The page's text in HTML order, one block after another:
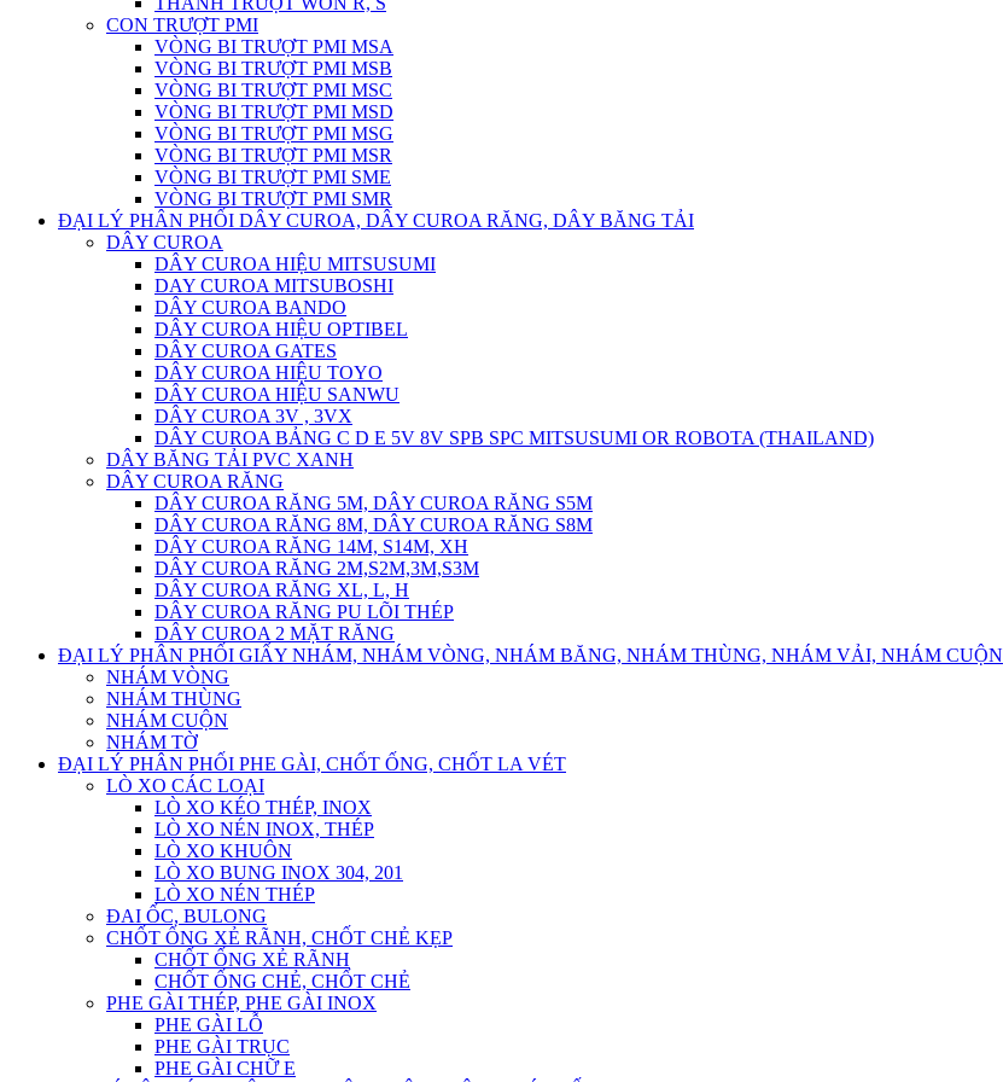
CON TRƯỢT PMI
VÒNG BI TRƯỢT PMI MSA
VÒNG BI TRƯỢT PMI MSB
VÒNG BI TRƯỢT PMI MSC
VÒNG BI TRƯỢT PMI MSD
VÒNG BI TRƯỢT PMI MSG
VÒNG BI TRƯỢT PMI MSR
VÒNG BI TRƯỢT PMI SME
VÒNG BI TRƯỢT PMI SMR
ĐẠI LÝ PHÂN PHỐI DÂY CUROA, DÂY CUROA RĂNG, DÂY BĂNG TẢI
DÂY CUROA
DÂY CUROA HIỆU MITSUSUMI
DAY CUROA MITSUBOSHI
DÂY CUROA BANDO
DÂY CUROA HIỆU OPTIBEL
DÂY CUROA GATES
DÂY CUROA HIỆU TOYO
DÂY CUROA HIỆU SANWU
DÂY CUROA 3V , 3VX
DÂY CUROA BẢNG C D E 5V 8V SPB SPC MITSUSUMI OR ROBOTA (THAILAND)
DÂY BĂNG TẢI PVC XANH
DÂY CUROA RĂNG
DÂY CUROA RĂNG 5M, DÂY CUROA RĂNG S5M
DÂY CUROA RĂNG 8M, DÂY CUROA RĂNG S8M
DÂY CUROA RĂNG 14M, S14M, XH
DÂY CUROA RĂNG 2M,S2M,3M,S3M
DÂY CUROA RĂNG XL, L, H
DÂY CUROA RĂNG PU LÕI THÉP
DÂY CUROA 2 MẶT RĂNG
ĐẠI LÝ PHÂN PHỐI GIẤY NHÁM, NHÁM VÒNG, NHÁM BĂNG, NHÁM THÙNG, NHÁM VẢI, NHÁM CUỘN
NHÁM VÒNG
NHÁM THÙNG
NHÁM CUỘN
NHÁM TỜ
ĐẠI LÝ PHÂN PHỐI PHE GÀI, CHỐT ỐNG, CHỐT LA VÉT
LÒ XO CÁC LOẠI
LÒ XO KÉO THÉP, INOX
LÒ XO NÉN INOX, THÉP
LÒ XO KHUÔN
LÒ XO BUNG INOX 304, 201
LÒ XO NÉN THÉP
ĐAI ỐC, BULONG
CHỐT ỐNG XẺ RÃNH, CHỐT CHẺ KẸP
CHỐT ỐNG XẺ RÃNH
CHỐT ỐNG CHẺ, CHỐT CHẺ
PHE GÀI THÉP, PHE GÀI INOX
PHE GÀI LỖ
PHE GÀI TRỤC
PHE GÀI CHỮ E